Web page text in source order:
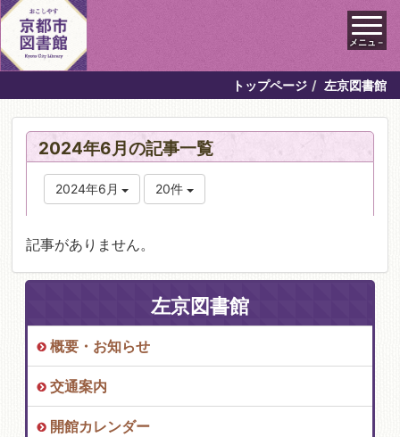
メニュ－
トップページ 左京図書館
2024年6月の記事一覧
2024年6月 20件
記事がありません。
左京図書館
概要・お知らせ
交通案内
開館カレンダー